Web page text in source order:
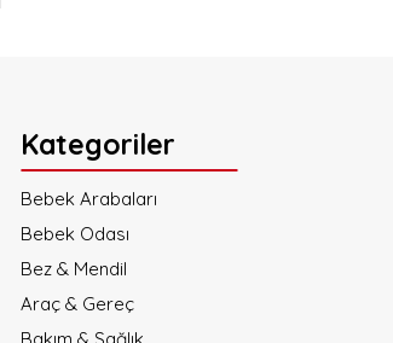
Kategoriler
Bebek Arabaları
Bebek Odası
Bez & Mendil
Araç & Gereç